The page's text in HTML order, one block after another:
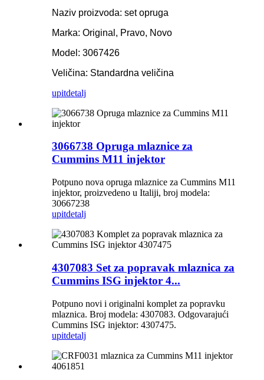
Naziv proizvoda: set opruga
Marka: Original, Pravo, Novo
Model: 3067426
Veličina: Standardna veličina
upitdetalj
3066738 Opruga mlaznice za
Cummins M11 injektor
Potpuno nova opruga mlaznice za Cummins M11
injektor, proizvedeno u Italiji, broj modela:
30667238
upitdetalj
4307083 Set za popravak mlaznica za
Cummins ISG injektor 4...
Potpuno novi i originalni komplet za popravku
mlaznica. Broj modela: 4307083. Odgovarajući
Cummins ISG injektor: 4307475.
upitdetalj